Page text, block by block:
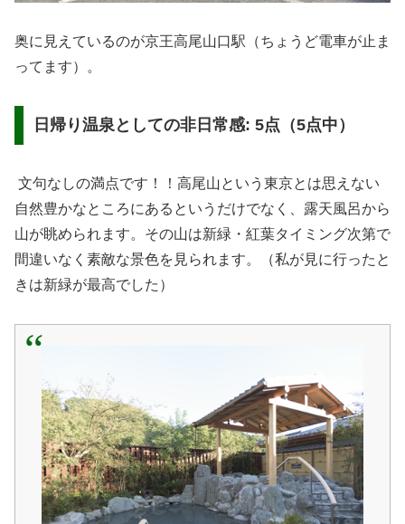
奥に見えているのが京王高尾山口駅（ちょうど電車が止ま
ってます）。
日帰り温泉としての非日常感: 5点（5点中）
文句なしの満点です！！高尾山という東京とは思えない
自然豊かなところにあるというだけでなく、露天風呂から
山が眺められます。その山は新緑・紅葉タイミング次第で
間違いなく素敵な景色を見られます。（私が見に行ったと
きは新緑が最高でした）